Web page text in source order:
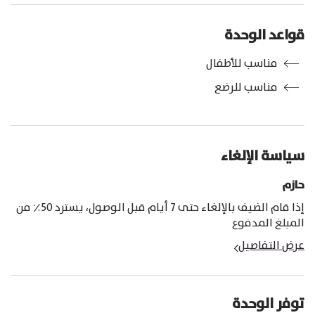
قواعد الوحدة
مناسب للأطفال
مناسب للرضع
سياسة الإلغاء
حازم
إذا قام الضيف بالإلغاء حتى 7 أيام قبل الوصول، يسترد 50٪ من
المبلغ المدفوع
عرض التفاصيل
توفر الوحدة